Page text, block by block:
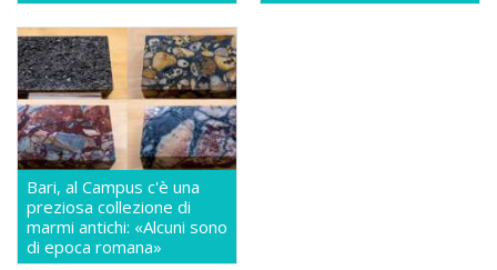
Bari, al Campus c'è una
preziosa collezione di
marmi antichi: «Alcuni sono
di epoca romana»